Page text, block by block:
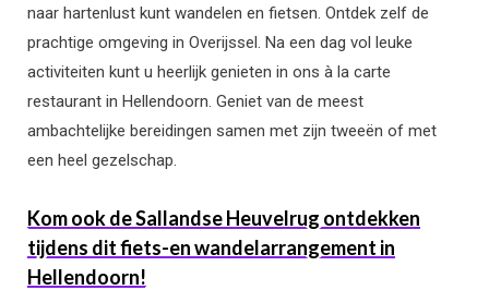
naar hartenlust kunt wandelen en fietsen. Ontdek zelf de
prachtige omgeving in Overijssel. Na een dag vol leuke
activiteiten kunt u heerlijk genieten in ons à la carte
restaurant in Hellendoorn. Geniet van de meest
ambachtelijke bereidingen samen met zijn tweeën of met
een heel gezelschap.
Kom ook de Sallandse Heuvelrug ontdekken
tijdens dit fiets-en wandelarrangement in
Hellendoorn!